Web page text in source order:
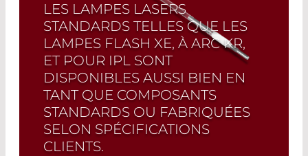
LES LAMPES LASERS
STANDARDS TELLES QUE LES
LAMPES FLASH XE, À ARC KR,
ET POUR IPL SONT
DISPONIBLES AUSSI BIEN EN
TANT QUE COMPOSANTS
STANDARDS OU FABRIQUÉES
SELON SPÉCIFICATIONS
CLIENTS.